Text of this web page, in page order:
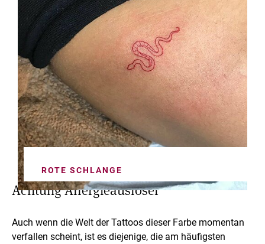
ROTE SCHLANGE
Achtung Allergieauslöser
Auch wenn die Welt der Tattoos dieser Farbe momentan
verfallen scheint, ist es diejenige, die am häufigsten